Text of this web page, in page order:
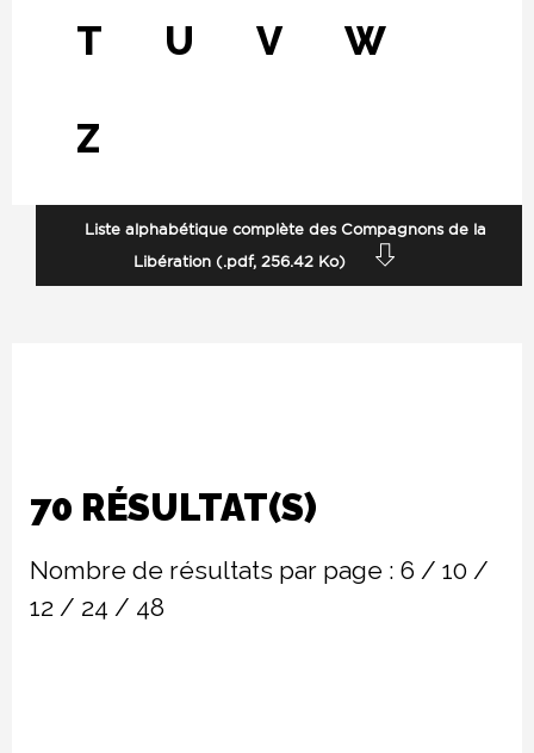
T U V W
Z
Liste alphabétique complète des Compagnons de la
Libération (.pdf, 256.42 Ko)
70 RÉSULTAT(S)
Nombre de résultats par page : 6 / 10 /
12 / 24 / 48